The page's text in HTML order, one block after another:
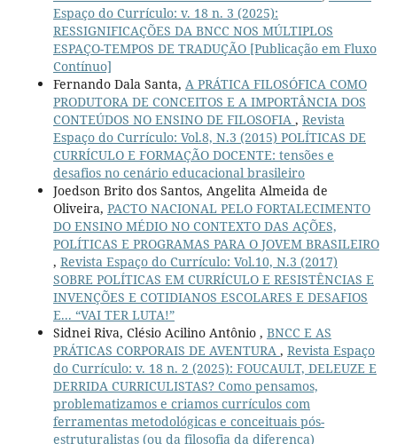
Espaço do Currículo: v. 18 n. 3 (2025):
RESSIGNIFICAÇÕES DA BNCC NOS MÚLTIPLOS
ESPAÇO-TEMPOS DE TRADUÇÃO [Publicação em Fluxo
Contínuo]
Fernando Dala Santa, A PRÁTICA FILOSÓFICA COMO
PRODUTORA DE CONCEITOS E A IMPORTÂNCIA DOS
CONTEÚDOS NO ENSINO DE FILOSOFIA , Revista
Espaço do Currículo: Vol.8, N.3 (2015) POLÍTICAS DE
CURRÍCULO E FORMAÇÃO DOCENTE: tensões e
desafios no cenário educacional brasileiro
Joedson Brito dos Santos, Angelita Almeida de
Oliveira, PACTO NACIONAL PELO FORTALECIMENTO
DO ENSINO MÉDIO NO CONTEXTO DAS AÇÕES,
POLÍTICAS E PROGRAMAS PARA O JOVEM BRASILEIRO
, Revista Espaço do Currículo: Vol.10, N.3 (2017)
SOBRE POLÍTICAS EM CURRÍCULO E RESISTÊNCIAS E
INVENÇÕES E COTIDIANOS ESCOLARES E DESAFIOS
E... “VAI TER LUTA!”
Sidnei Riva, Clésio Acilino Antônio , BNCC E AS
PRÁTICAS CORPORAIS DE AVENTURA , Revista Espaço
do Currículo: v. 18 n. 2 (2025): FOUCAULT, DELEUZE E
DERRIDA CURRICULISTAS? Como pensamos,
problematizamos e criamos currículos com
ferramentas metodológicas e conceituais pós-
estruturalistas (ou da filosofia da diferença)